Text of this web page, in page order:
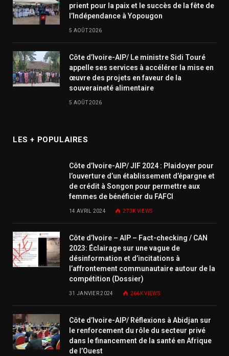
prient pour la paix et le succès de la fête de
l’Indépendance à Yopougon
5 AOÛT 2026
Côte d’Ivoire-AIP/ Le ministre Sidi Touré
appelle ses services à accélérer la mise en
œuvre des projets en faveur de la
souveraineté alimentaire
5 AOÛT 2026
LES + POPULAIRES
Côte d’Ivoire-AIP/ JIF 2024 : Plaidoyer pour
l’ouverture d’un établissement d’épargne et
de crédit à Songon pour permettre aux
femmes de bénéficier du FAFCI
14 AVRIL 2024 273K VIEWS
Côte d’Ivoire – AIP – Fact-checking / CAN
2023: Éclairage sur une vague de
désinformation et d’incitations à
l’affrontement communautaire autour de la
compétition (Dossier)
31 JANVIER 2024 266KVIEWS
Côte d’Ivoire-AIP/ Réflexions à Abidjan sur
le renforcement du rôle du secteur privé
dans le financement de la santé en Afrique
de l’Ouest